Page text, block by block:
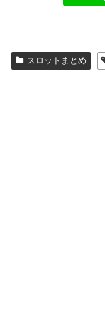
スロットまとめ